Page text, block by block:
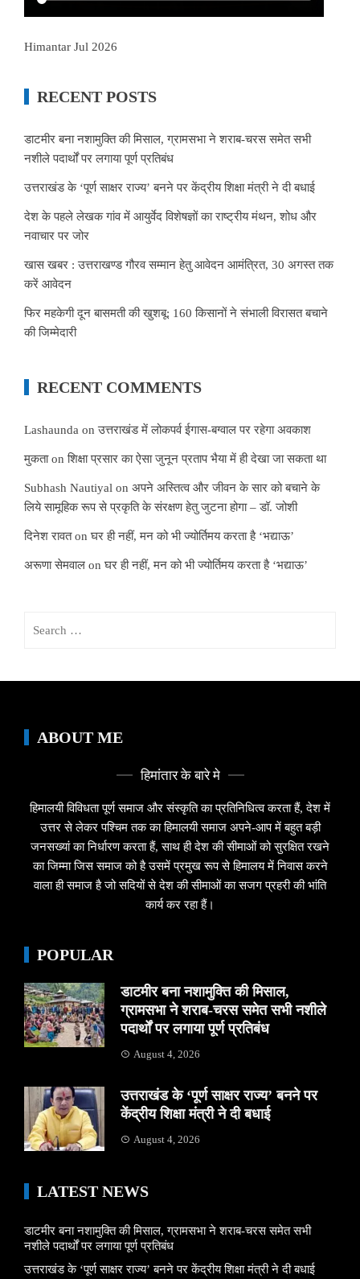
Himantar Jul 2026
RECENT POSTS
डाटमीर बना नशामुक्ति की मिसाल, ग्रामसभा ने शराब-चरस समेत सभी
नशीले पदार्थों पर लगाया पूर्ण प्रतिबंध
उत्तराखंड के ‘पूर्ण साक्षर राज्य’ बनने पर केंद्रीय शिक्षा मंत्री ने दी बधाई
देश के पहले लेखक गांव में आयुर्वेद विशेषज्ञों का राष्ट्रीय मंथन, शोध और
नवाचार पर जोर
खास खबर : उत्तराखण्ड गौरव सम्मान हेतु आवेदन आमंत्रित, 30 अगस्त तक
करें आवेदन
फिर महकेगी दून बासमती की खुशबू: 160 किसानों ने संभाली विरासत बचाने
की जिम्मेदारी
RECENT COMMENTS
Lashaunda onउत्तराखंड में लोकपर्व ईगास-बग्वाल पर रहेगा अवकाश
मुकताonशिक्षा प्रसार का ऐसा जुनून प्रताप भैया में ही देखा जा सकता था
Subhash Nautiyal on अपने अस्तित्व और जीवन के सार को बचाने के
लिये सामूहिक रूप से प्रकृति के संरक्षण हेतु जुटना होगा – डॉ. जोशी
दिनेश रावतonघर ही नहीं, मन को भी ज्योर्तिमय करता है ‘भद्याऊ’
अरूणा सेमवाल onघर ही नहीं, मन को भी ज्योर्तिमय करता है ‘भद्याऊ’
ABOUT ME
हिमांतार के बारे मे
हिमालयी विविधता पूर्ण समाज और संस्कृति का प्रतिनिधित्व करता हैं, देश में
उत्तर से लेकर पश्चिम तक का हिमालयी समाज अपने-आप में बहुत बड़ी
जनसख्यां का निर्धारण करता हैं, साथ ही देश की सीमाओं को सुरक्षित रखने
का जिम्मा जिस समाज को है उसमें प्रमुख रूप से हिमालय में निवास करने
वाला ही समाज है जो सदियों से देश की सीमाओं का सजग प्रहरी की भांति
कार्य कर रहा हैं।
POPULAR
डाटमीर बना नशामुक्ति की मिसाल,
ग्रामसभा ने शराब-चरस समेत सभी नशीले
पदार्थों पर लगाया पूर्ण प्रतिबंध
August 4, 2026
उत्तराखंड के ‘पूर्ण साक्षर राज्य’ बनने पर
केंद्रीय शिक्षा मंत्री ने दी बधाई
August 4, 2026
LATEST NEWS
डाटमीर बना नशामुक्ति की मिसाल, ग्रामसभा ने शराब-चरस समेत सभी
नशीले पदार्थों पर लगाया पूर्ण प्रतिबंध
उत्तराखंड के ‘पूर्ण साक्षर राज्य’ बनने पर केंद्रीय शिक्षा मंत्री ने दी बधाई